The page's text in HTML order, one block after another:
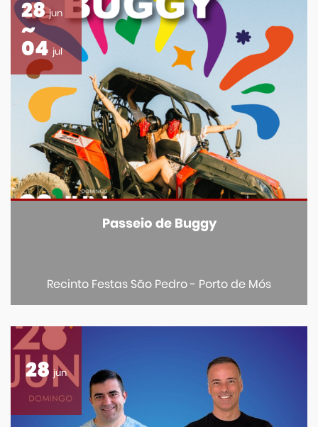
28 jun
04 jul
Passeio de Buggy
Recinto Festas São Pedro - Porto de Mós
28 jun